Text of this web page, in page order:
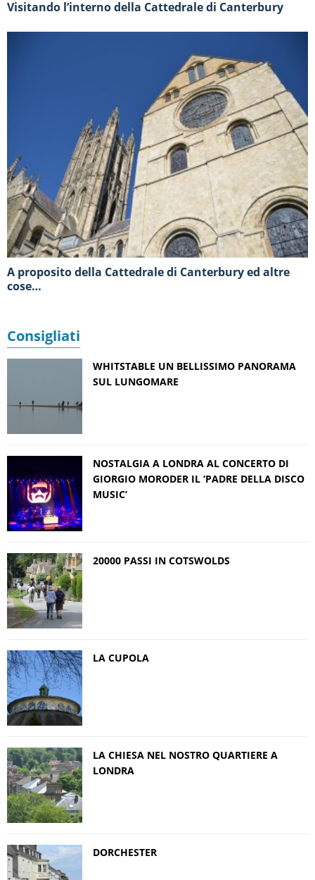
Visitando l’interno della Cattedrale di Canterbury
A proposito della Cattedrale di Canterbury ed altre
cose…
Consigliati
WHITSTABLE UN BELLISSIMO PANORAMA
SUL LUNGOMARE
NOSTALGIA A LONDRA AL CONCERTO DI
GIORGIO MORODER IL ‘PADRE DELLA DISCO
MUSIC’
20000 PASSI IN COTSWOLDS
LA CUPOLA
LA CHIESA NEL NOSTRO QUARTIERE A
LONDRA
DORCHESTER